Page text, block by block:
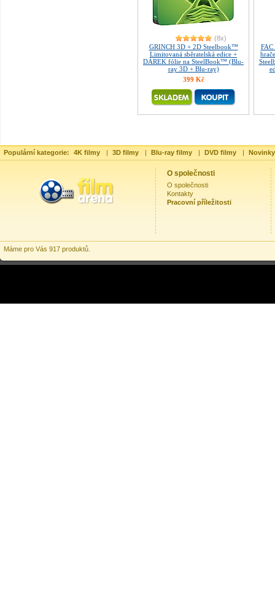
(8x)
GRINCH 3D + 2D Steelbook™
Limitovaná sběratelská edice +
DÁREK fólie na SteelBook™ (Blu-
ray 3D + Blu-ray)
399 Kč
FAC
Populární kategorie: 4K filmy | 3D filmy | Blu-ray filmy | DVD filmy |
O společnosti
O společnosti
Kontakty
Pracovní příležitosti
Máme pro Vás 917 produktů.